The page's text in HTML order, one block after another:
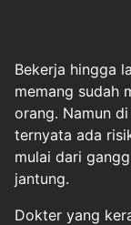
Bekerja hingga
memang sudah
orang. Namun
ternyata ada
mulai dari
jantung.
Dokter yang